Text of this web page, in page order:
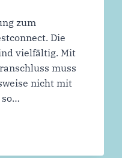
zum
Die
vielfältig. Mit
muss
nicht mit
so…